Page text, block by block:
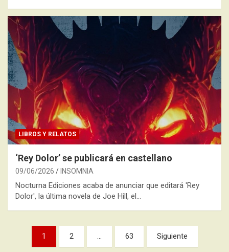
LIBROS Y RELATOS
‘Rey Dolor’ se publicará en castellano
09/06/2026 INSOMNIA
Nocturna Ediciones acaba de anunciar que editará 'Rey
Dolor', la última novela de Joe Hill, el…
Paginación
1 2 … 63 Siguiente